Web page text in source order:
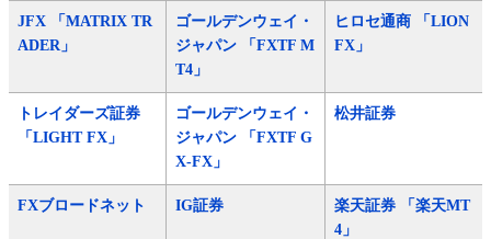
JFX 「MATRIX TR
ADER」
ゴールデンウェイ・
ジャパン 「FXTF M
T4」
ヒロセ通商 「LION
FX」
トレイダーズ証券
「LIGHT FX」
ゴールデンウェイ・
ジャパン 「FXTF G
X-FX」
松井証券
FXブロードネット IG証券
楽天証券 「楽天MT
4」